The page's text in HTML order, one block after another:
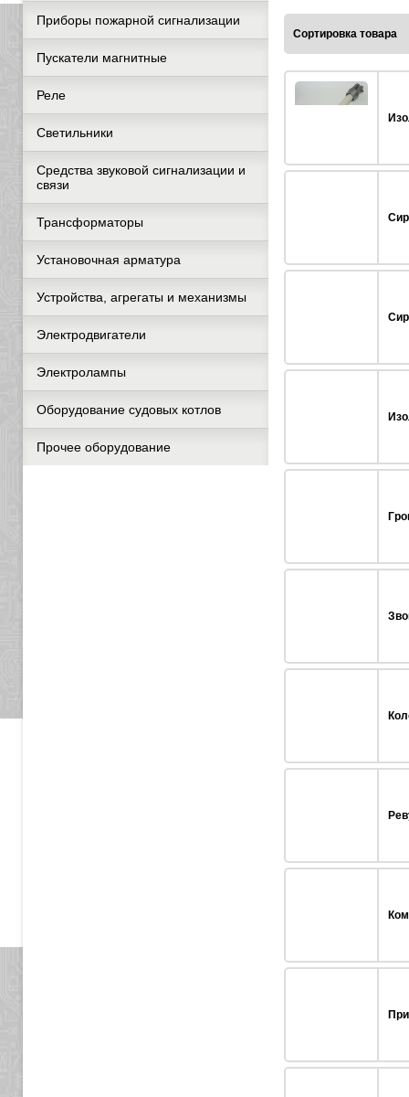
Приборы пожарной сигнализации
Пускатели магнитные
Реле
Светильники
Средства звуковой сигнализации и
связи
Трансформаторы
Установочная арматура
Устройства, агрегаты и механизмы
Электродвигатели
Электролампы
Оборудование судовых котлов
Прочее оборудование
Сортировка товара